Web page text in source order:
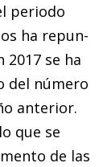
periodo
ha re­­pun­­
se ha
del número
anterior.
que se
de las